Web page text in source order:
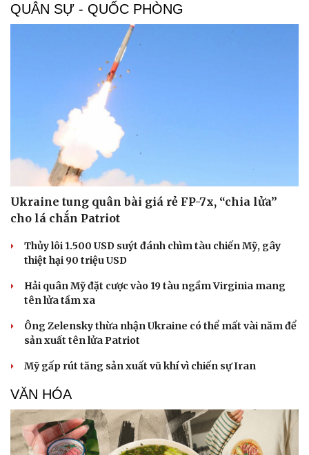
QUÂN SỰ - QUỐC PHÒNG
Ukraine tung quân bài giá rẻ FP-7x, “chia lửa”
cho lá chắn Patriot
Thủy lôi 1.500 USD suýt đánh chìm tàu chiến Mỹ, gây
thiệt hại 90 triệu USD
Hải quân Mỹ đặt cược vào 19 tàu ngầm Virginia mang
tên lửa tầm xa
Ông Zelensky thừa nhận Ukraine có thể mất vài năm để
sản xuất tên lửa Patriot
Mỹ gấp rút tăng sản xuất vũ khí vì chiến sự Iran
VĂN HÓA